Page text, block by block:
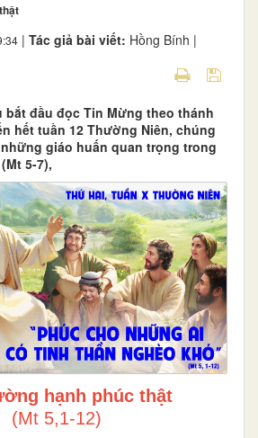
| Tác giả bài viết: Hồng Bính |
bắt đầu đọc Tin Mừng theo thánh
hết tuần 12 Thường Niên, chúng
giáo huấn quan trọng trong
5-7),
hạnh phúc thật
(Mt 5,1-12)